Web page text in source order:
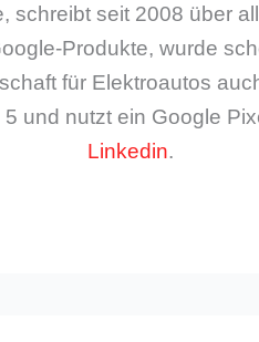
schreibt seit 2008 über
Produkte, wurde
für Elektroautos
und nutzt ein Google
Linkedin.